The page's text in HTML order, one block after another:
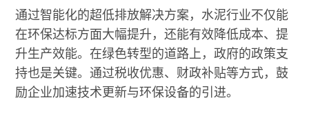
通过智能化的超低排放解决方案，水泥行业不仅能
在环保达标方面大幅提升，还能有效降低成本、提
升生产效能。在绿色转型的道路上，政府的政策支
持也是关键。通过税收优惠、财政补贴等方式，鼓
励企业加速技术更新与环保设备的引进。